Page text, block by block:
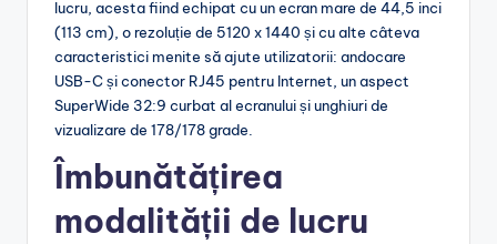
lucru, acesta fiind echipat cu un ecran mare de 44,5 inci
(113 cm), o rezoluție de 5120 x 1440 și cu alte câteva
caracteristici menite să ajute utilizatorii: andocare
USB-C și conector RJ45 pentru Internet, un aspect
SuperWide 32:9 curbat al ecranului și unghiuri de
vizualizare de 178/178 grade.
Îmbunătățirea
modalității de lucru